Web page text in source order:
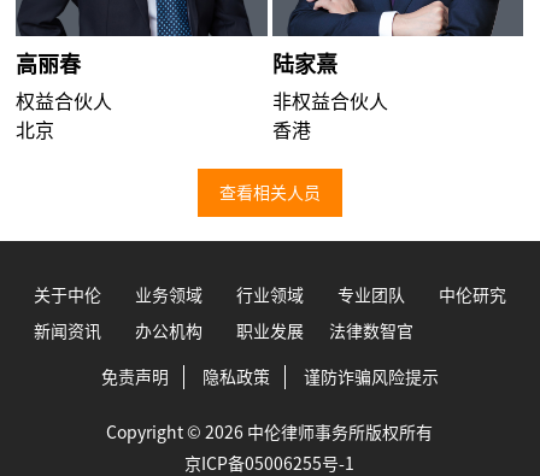
高丽春
权益合伙人
北京
陆家熹
非权益合伙人
香港
查看相关人员
关于中伦 业务领域 行业领域 专业团队 中伦研究
新闻资讯 办公机构 职业发展 法律数智官
免责声明 隐私政策 谨防诈骗风险提示
Copyright © 2026 中伦律师事务所版权所有
京ICP备05006255号-1